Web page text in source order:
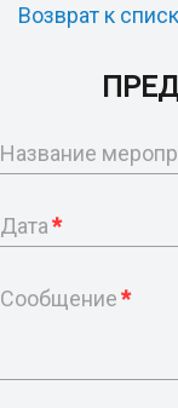
Возврат к
Название
Дата*
Сообщение*